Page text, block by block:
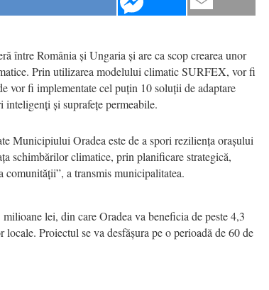
între România și Ungaria și are ca scop crearea unor
Prin utilizarea modelului climatic SURFEX, vor fi
vor fi implementate cel puțin 10 soluții de adaptare
și suprafețe permeabile.
Municipiului Oradea este de a spori reziliența orașului
schimbărilor climatice, prin planificare strategică,
comunității”, a transmis municipalitatea.
lei, din care Oradea va beneficia de peste 4,3
Proiectul se va desfășura pe o perioadă de 60 de